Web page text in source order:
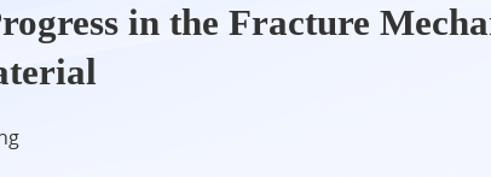
in the Fracture